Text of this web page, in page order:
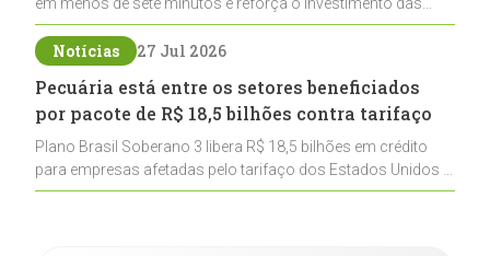
cabanhas na seleção genética de Cavalos Crioulos voltados
ao laço
Notícias 27 Jul 2026
Pecuária está entre os setores beneficiados
por pacote de R$ 18,5 bilhões contra tarifaço
Plano Brasil Soberano 3 libera R$ 18,5 bilhões em crédito
para empresas afetadas pelo tarifaço dos Estados Unidos e
inclui a pecuária entre os setores estratégicos